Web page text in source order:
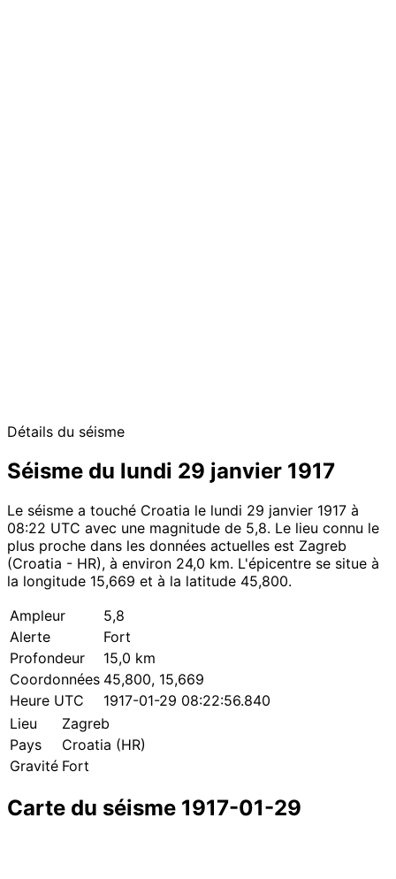
Détails du séisme
Séisme du lundi 29 janvier 1917
Le séisme a touché Croatia le lundi 29 janvier 1917 à
08:22 UTC avec une magnitude de 5,8. Le lieu connu le
plus proche dans les données actuelles est Zagreb
(Croatia - HR), à environ 24,0 km. L'épicentre se situe à
la longitude 15,669 et à la latitude 45,800.
Ampleur
5,8
Alerte
Fort
Profondeur
15,0 km
Coordonnées 45,800, 15,669
Heure UTC
1917-01-29 08:22:56.840
Lieu
Zagreb
Pays
Croatia (HR)
Gravité Fort
Carte du séisme 1917-01-29